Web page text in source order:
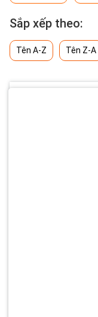
Sắp xếp theo:
Tên A-Z Tên Z-A